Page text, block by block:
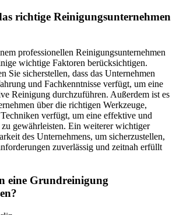
richtige Reinigungsunternehmen
professionellen Reinigungsunternehmen
wichtige Faktoren berücksichtigen.
Sie sicherstellen, dass das Unternehmen
und Fachkenntnisse verfügt, um eine
Reinigung durchzuführen. Außerdem ist es
über die richtigen Werkzeuge,
verfügt, um eine effektive und
gewährleisten. Ein weiterer wichtiger
des Unternehmens, um sicherzustellen,
zuverlässig und zeitnah erfüllt
eine Grundreinigung